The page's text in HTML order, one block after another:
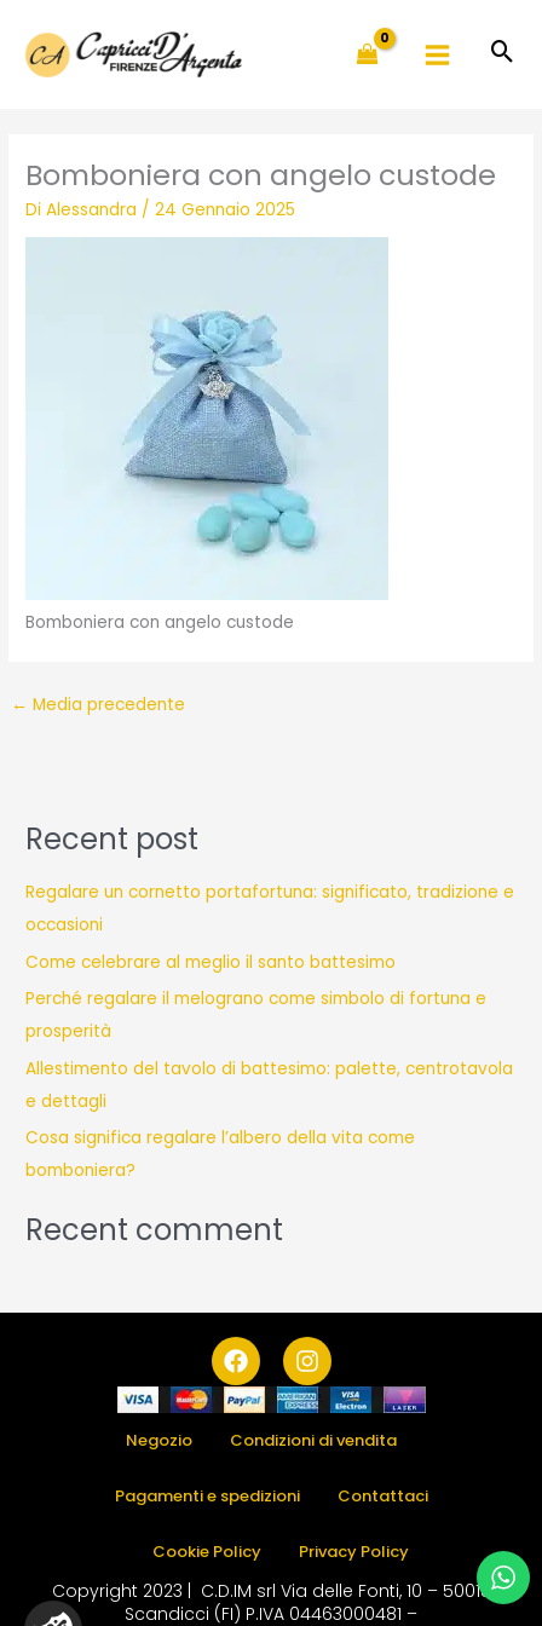
contenuto
Bomboniera con angelo custode
DiAlessandra /24 Gennaio 2025
Bomboniera con angelo custode
← Media precedente
Recent post
Regalare un cornetto portafortuna: significato, tradizione e
occasioni
Come celebrare al meglio il santo battesimo
Perché regalare il melograno come simbolo di fortuna e
prosperità
Allestimento del tavolo di battesimo: palette, centrotavola
e dettagli
Cosa significa regalare l’albero della vita come
bomboniera?
Recent comment
F
a
c
e
b
o
I
n
s
t
a
m
Negozio Condizioni di vendita
Pagamenti e spedizioni Contattaci
Cookie Policy Privacy Policy
Copyright 2023 | C.D.IM srl Via delle Fonti, 10 – 50018
Scandicci (FI) P.IVA 04463000481 –